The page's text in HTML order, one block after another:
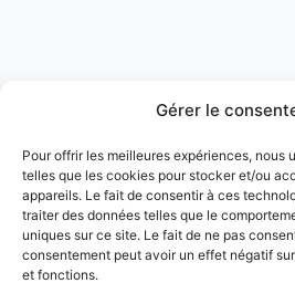
Gérer le
Pour offrir les meilleures expériences, nous
telles que les cookies pour stocker et/ou
appareils. Le fait de consentir à ces
traiter des données telles que le
uniques sur ce site. Le fait de ne pas
consentement peut avoir un effet négatif
et fonctions.
Mentions légales